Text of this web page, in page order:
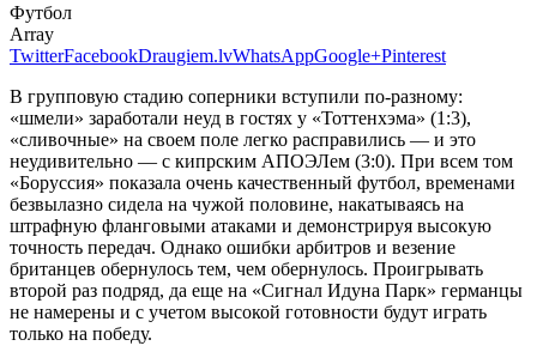
Футбол
Array
TwitterFacebookDraugiem.lvWhatsAppGoogle+Pinterest
В групповую стадию соперники вступили по-разному:
«шмели» заработали неуд в гостях у «Тоттенхэма» (1:3),
«сливочные» на своем поле легко расправились — и это
неудивительно — с кипрским АПОЭЛем (3:0). При всем том
«Боруссия» показала очень качественный футбол, временами
безвылазно сидела на чужой половине, накатываясь на
штрафную фланговыми атаками и демонстрируя высокую
точность передач. Однако ошибки арбитров и везение
британцев обернулось тем, чем обернулось. Проигрывать
второй раз подряд, да еще на «Сигнал Идуна Парк» германцы
не намерены и с учетом высокой готовности будут играть
только на победу.